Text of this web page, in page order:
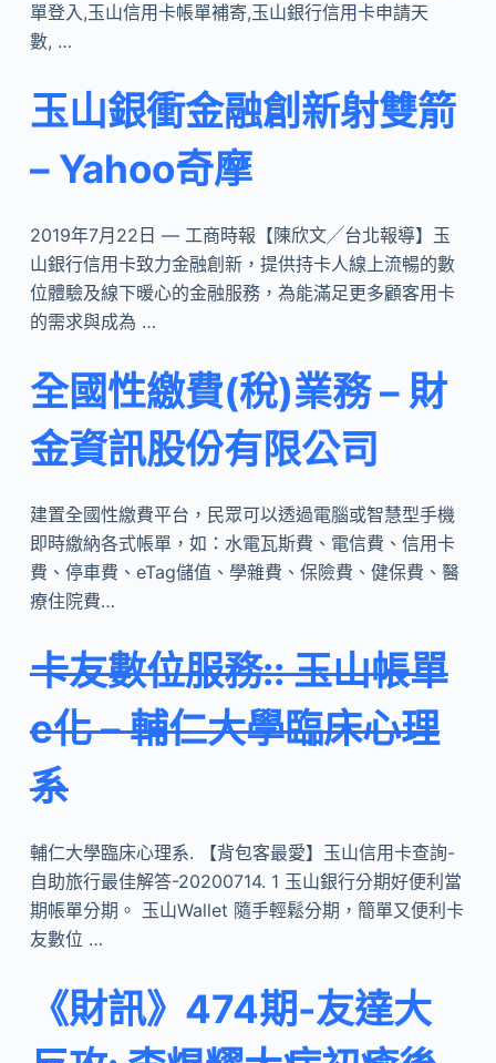
單登入,玉山信用卡帳單補寄,玉山銀行信用卡申請天
數, …
玉山銀衝金融創新射雙箭
– Yahoo奇摩
2019年7月22日 — 工商時報【陳欣文╱台北報導】玉
山銀行信用卡致力金融創新，提供持卡人線上流暢的數
位體驗及線下暖心的金融服務，為能滿足更多顧客用卡
的需求與成為 …
全國性繳費(稅)業務 – 財
金資訊股份有限公司
建置全國性繳費平台，民眾可以透過電腦或智慧型手機
即時繳納各式帳單，如：水電瓦斯費、電信費、信用卡
費、停車費、eTag儲值、學雜費、保險費、健保費、醫
療住院費…
卡友數位服務:: 玉山帳單
e化 – 輔仁大學臨床心理
系
輔仁大學臨床心理系. 【背包客最愛】玉山信用卡查詢-
自助旅行最佳解答-20200714. 1 玉山銀行分期好便利當
期帳單分期。 玉山Wallet 隨手輕鬆分期，簡單又便利卡
友數位 …
《財訊》474期-友達大